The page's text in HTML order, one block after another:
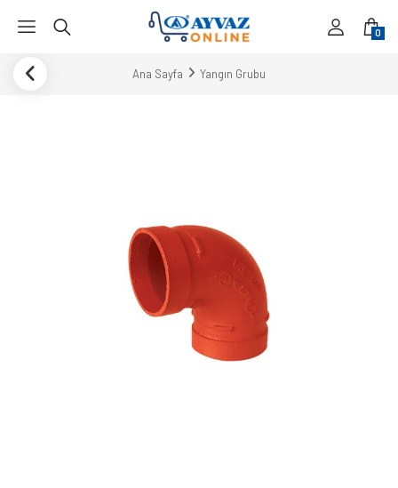
0
Ana Sayfa Yangın Grubu